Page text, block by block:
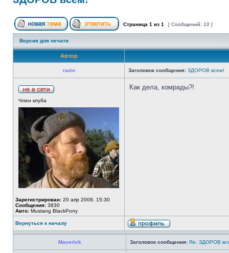
Страница 1 из 1 [ Сообщений: 10 ]
Версия для печати
Автор
razin Заголовок сообщения: ЗДОРОВ всем!
Член клуба
Зарегистрирован: 20 апр 2009, 15:30
Сообщения: 3830
Авто: Mustang BlackPony
Как дела, комрады?!
Вернуться к началу
Maverick Заголовок сообщения: Re: ЗДОРОВ